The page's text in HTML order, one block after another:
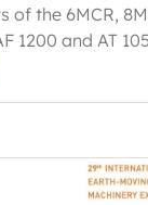
of the 6MCR,
1200 and AT